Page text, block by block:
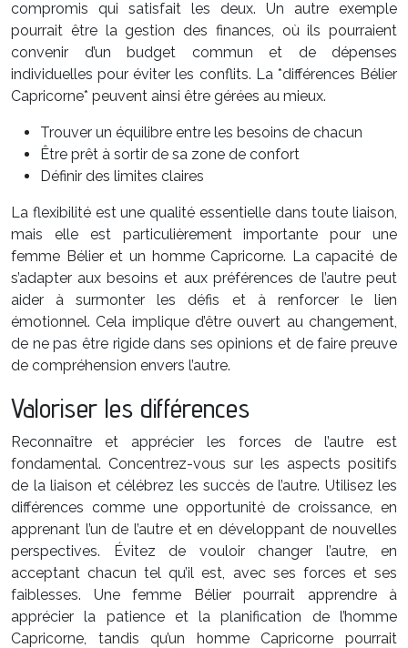
compromis qui satisfait les deux. Un autre exemple
pourrait être la gestion des finances, où ils pourraient
convenir d’un budget commun et de dépenses
individuelles pour éviter les conflits. La *différences Bélier
Capricorne* peuvent ainsi être gérées au mieux.
Trouver un équilibre entre les besoins de chacun
Être prêt à sortir de sa zone de confort
Définir des limites claires
La flexibilité est une qualité essentielle dans toute liaison,
mais elle est particulièrement importante pour une
femme Bélier et un homme Capricorne. La capacité de
s’adapter aux besoins et aux préférences de l’autre peut
aider à surmonter les défis et à renforcer le lien
émotionnel. Cela implique d’être ouvert au changement,
de ne pas être rigide dans ses opinions et de faire preuve
de compréhension envers l’autre.
Valoriser les différences
Reconnaître et apprécier les forces de l’autre est
fondamental. Concentrez-vous sur les aspects positifs
de la liaison et célébrez les succès de l’autre. Utilisez les
différences comme une opportunité de croissance, en
apprenant l’un de l’autre et en développant de nouvelles
perspectives. Évitez de vouloir changer l’autre, en
acceptant chacun tel qu’il est, avec ses forces et ses
faiblesses. Une femme Bélier pourrait apprendre à
apprécier la patience et la planification de l’homme
Capricorne, tandis qu’un homme Capricorne pourrait